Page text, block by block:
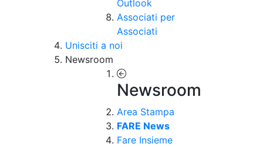
Outlook
Associati per
Associati
Unisciti a noi
Newsroom
Newsroom
Area Stampa
FARE News
Fare Insieme